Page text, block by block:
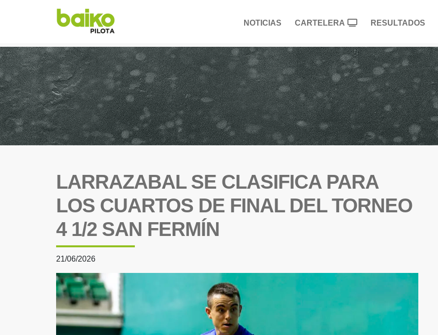
NOTICIAS CARTELERA RESULTADOS
LARRAZABAL SE CLASIFICA PARA
LOS CUARTOS DE FINAL DEL TORNEO
4 1/2 SAN FERMÍN
21/06/2026